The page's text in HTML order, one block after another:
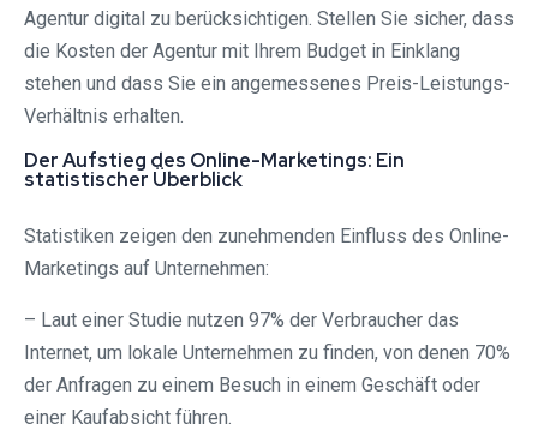
Agentur digital zu berücksichtigen. Stellen Sie sicher, dass
die Kosten der Agentur mit Ihrem Budget in Einklang
stehen und dass Sie ein angemessenes Preis-Leistungs-
Verhältnis erhalten.
Der Aufstieg des Online-Marketings: Ein
statistischer Überblick
Statistiken zeigen den zunehmenden Einfluss des Online-
Marketings auf Unternehmen:
– Laut einer Studie nutzen 97% der Verbraucher das
Internet, um lokale Unternehmen zu finden, von denen 70%
der Anfragen zu einem Besuch in einem Geschäft oder
einer Kaufabsicht führen.